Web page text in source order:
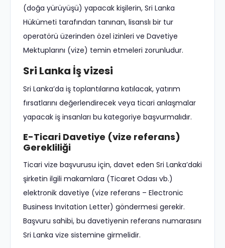
(doğa yürüyüşü) yapacak kişilerin, Sri Lanka
Hükümeti tarafından tanınan, lisanslı bir tur
operatörü üzerinden özel izinleri ve Davetiye
Mektuplarını (vize) temin etmeleri zorunludur.
Sri Lanka İş vizesi
Sri Lanka’da iş toplantılarına katılacak, yatırım
fırsatlarını değerlendirecek veya ticari anlaşmalar
yapacak iş insanları bu kategoriye başvurmalıdır.
E-Ticari Davetiye (vize referans)
Gerekliliği
Ticari vize başvurusu için, davet eden Sri Lanka’daki
şirketin ilgili makamlara (Ticaret Odası vb.)
elektronik davetiye (vize referans – Electronic
Business Invitation Letter) göndermesi gerekir.
Başvuru sahibi, bu davetiyenin referans numarasını
Sri Lanka vize sistemine girmelidir.